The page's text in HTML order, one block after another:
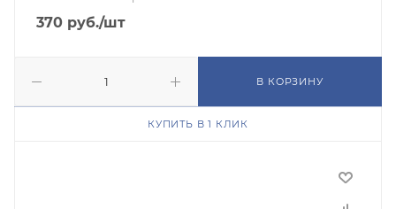
370 руб./шт
В КОРЗИНУ
КУПИТЬ В 1 КЛИК